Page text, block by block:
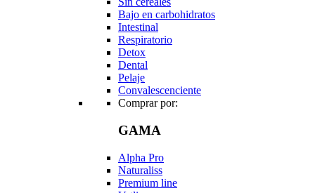
Bajo en carbohidratos
Intestinal
Respiratorio
Detox
Dental
Pelaje
Convalescenciente
Comprar por:
GAMA
Alpha Pro
Naturaliss
Premium line